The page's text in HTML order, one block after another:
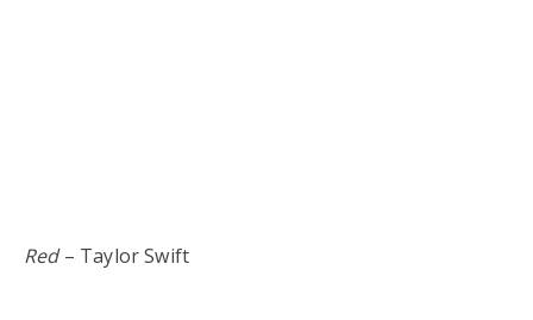
Red– Taylor Swift